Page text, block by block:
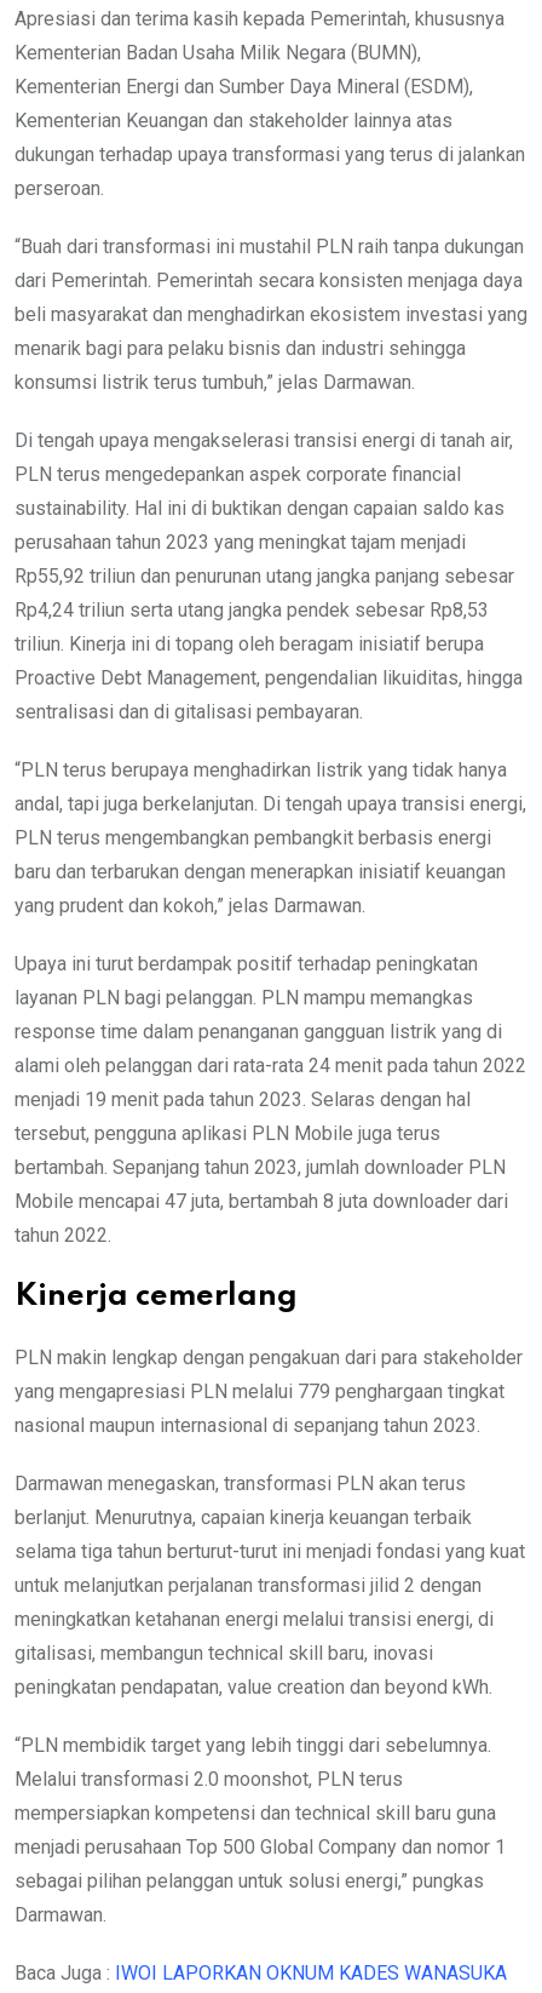
Apresiasi dan terima kasih kepada Pemerintah, khususnya
Kementerian Badan Usaha Milik Negara (BUMN),
Kementerian Energi dan Sumber Daya Mineral (ESDM),
Kementerian Keuangan dan stakeholder lainnya atas
dukungan terhadap upaya transformasi yang terus di jalankan
perseroan.
“Buah dari transformasi ini mustahil PLN raih tanpa dukungan
dari Pemerintah. Pemerintah secara konsisten menjaga daya
beli masyarakat dan menghadirkan ekosistem investasi yang
menarik bagi para pelaku bisnis dan industri sehingga
konsumsi listrik terus tumbuh,” jelas Darmawan.
Di tengah upaya mengakselerasi transisi energi di tanah air,
PLN terus mengedepankan aspek corporate financial
sustainability. Hal ini di buktikan dengan capaian saldo kas
perusahaan tahun 2023 yang meningkat tajam menjadi
Rp55,92 triliun dan penurunan utang jangka panjang sebesar
Rp4,24 triliun serta utang jangka pendek sebesar Rp8,53
triliun. Kinerja ini di topang oleh beragam inisiatif berupa
Proactive Debt Management, pengendalian likuiditas, hingga
sentralisasi dan di gitalisasi pembayaran.
“PLN terus berupaya menghadirkan listrik yang tidak hanya
andal, tapi juga berkelanjutan. Di tengah upaya transisi energi,
PLN terus mengembangkan pembangkit berbasis energi
baru dan terbarukan dengan menerapkan inisiatif keuangan
yang prudent dan kokoh,” jelas Darmawan.
Upaya ini turut berdampak positif terhadap peningkatan
layanan PLN bagi pelanggan. PLN mampu memangkas
response time dalam penanganan gangguan listrik yang di
alami oleh pelanggan dari rata-rata 24 menit pada tahun 2022
menjadi 19 menit pada tahun 2023. Selaras dengan hal
tersebut, pengguna aplikasi PLN Mobile juga terus
bertambah. Sepanjang tahun 2023, jumlah downloader PLN
Mobile mencapai 47 juta, bertambah 8 juta downloader dari
tahun 2022.
Kinerja cemerlang
PLN makin lengkap dengan pengakuan dari para stakeholder
yang mengapresiasi PLN melalui 779 penghargaan tingkat
nasional maupun internasional di sepanjang tahun 2023.
Darmawan menegaskan, transformasi PLN akan terus
berlanjut. Menurutnya, capaian kinerja keuangan terbaik
selama tiga tahun berturut-turut ini menjadi fondasi yang kuat
untuk melanjutkan perjalanan transformasi jilid 2 dengan
meningkatkan ketahanan energi melalui transisi energi, di
gitalisasi, membangun technical skill baru, inovasi
peningkatan pendapatan, value creation dan beyond kWh.
“PLN membidik target yang lebih tinggi dari sebelumnya.
Melalui transformasi 2.0 moonshot, PLN terus
mempersiapkan kompetensi dan technical skill baru guna
menjadi perusahaan Top 500 Global Company dan nomor 1
sebagai pilihan pelanggan untuk solusi energi,” pungkas
Darmawan.
Baca Juga : IWOI LAPORKAN OKNUM KADES WANASUKA